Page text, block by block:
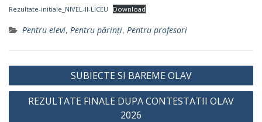
Rezultate-initiale_NIVEL-II-LICEU Download
Pentru elevi, Pentru părinţi, Pentru profesori
Navigare
în
articole
SUBIECTE SI BAREME OLAV
REZULTATE FINALE DUPA CONTESTATII OLAV
2026